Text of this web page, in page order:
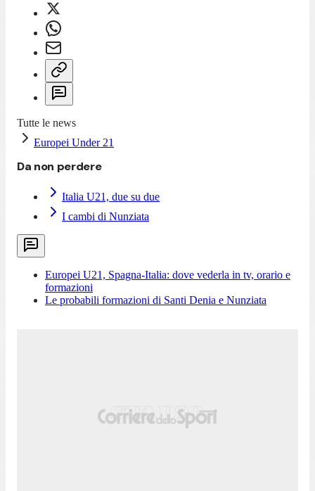
Tutte le news
Europei Under 21
Da non perdere
Italia U21, due su due
I cambi di Nunziata
Europei U21, Spagna-Italia: dove vederla in tv, orario e
formazioni
Le probabili formazioni di Santi Denia e Nunziata